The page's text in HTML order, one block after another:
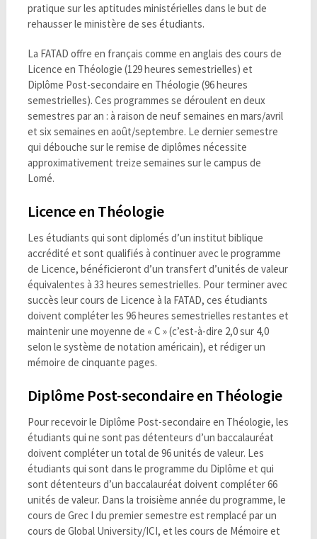
pratique sur les aptitudes ministérielles dans le but de
rehausser le ministère de ses étudiants.
La FATAD offre en français comme en anglais des cours de
Licence en Théologie (129 heures semestrielles) et
Diplôme Post-secondaire en Théologie (96 heures
semestrielles). Ces programmes se déroulent en deux
semestres par an : à raison de neuf semaines en mars/avril
et six semaines en août/septembre. Le dernier semestre
qui débouche sur le remise de diplômes nécessite
approximativement treize semaines sur le campus de
Lomé.
Licence en Théologie
Les étudiants qui sont diplomés d’un institut biblique
accrédité et sont qualifiés à continuer avec le programme
de Licence, bénéficieront d’un transfert d’unités de valeur
équivalentes à 33 heures semestrielles. Pour terminer avec
succès leur cours de Licence à la FATAD, ces étudiants
doivent compléter les 96 heures semestrielles restantes et
maintenir une moyenne de « C » (c’est-à-dire 2,0 sur 4,0
selon le système de notation américain), et rédiger un
mémoire de cinquante pages.
Diplôme Post-secondaire en Théologie
Pour recevoir le Diplôme Post-secondaire en Théologie, les
étudiants qui ne sont pas détenteurs d’un baccalauréat
doivent compléter un total de 96 unités de valeur. Les
étudiants qui sont dans le programme du Diplôme et qui
sont détenteurs d’un baccalauréat doivent compléter 66
unités de valeur. Dans la troisième année du programme, le
cours de Grec I du premier semestre est remplacé par un
cours de Global University/ICI, et les cours de Mémoire et